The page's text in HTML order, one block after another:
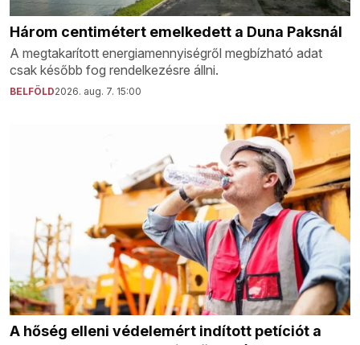
Három centimétert emelkedett a Duna Paksnál
A megtakarított energiamennyiségről megbízható adat
csak később fog rendelkezésre állni.
BELFÖLD2026. aug. 7. 15:00
A hőség elleni védelemért indított petíciót a